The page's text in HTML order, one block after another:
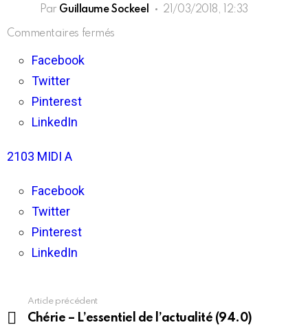
Par Guillaume Sockeel 21/03/2018, 12:33
Commentaires fermés
Facebook
Twitter
Pinterest
LinkedIn
2103 MIDI A
Facebook
Twitter
Pinterest
LinkedIn
voir
Article précédent
Chérie – L’essentiel de l’actualité (94.0)